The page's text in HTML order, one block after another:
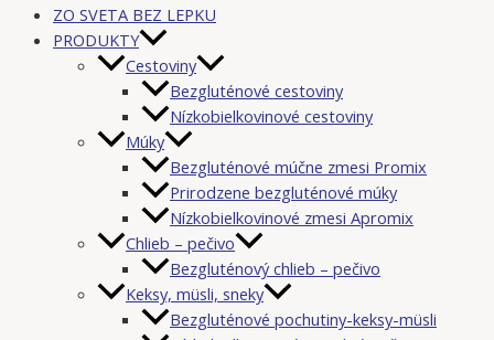
ZO SVETA BEZ LEPKU
PRODUKTY
Cestoviny
Bezgluténové cestoviny
Nízkobielkovinové cestoviny
Múky
Bezgluténové múčne zmesi Promix
Prirodzene bezgluténové múky
Nízkobielkovinové zmesi Apromix
Chlieb – pečivo
Bezgluténový chlieb – pečivo
Keksy, müsli, sneky
Bezgluténové pochutiny-keksy-müsli